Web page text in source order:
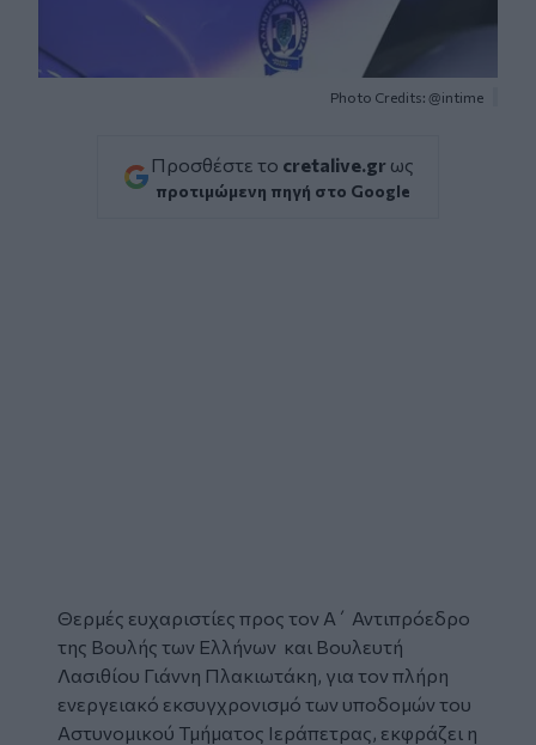
Photo Credits: @intime
Προσθέστε το cretalive.gr ως
προτιμώμενη πηγή στο Google
Θερμές ευχαριστίες προς τον Α΄ Αντιπρόεδρο
της Βουλής των Ελλήνων και Βουλευτή
Λασιθίου Γιάννη Πλακιωτάκη, για τον πλήρη
ενεργειακό εκσυγχρονισμό των υποδομών του
Αστυνομικού Τμήματος Ιεράπετρας, εκφράζει η